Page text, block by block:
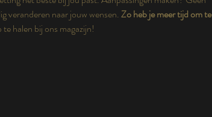
veranderen naar jouw wensen.Zo heb je meer tijd om te
halen bij ons magazijn!